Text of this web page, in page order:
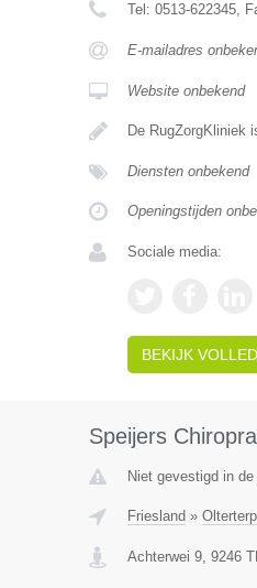
Tel: 0513-622345,
E-mailadres
Website onbekend
De RugZorgKliniek
Diensten onbekend
Openingstijden
Sociale media:
BEKIJK
Speijers
Niet gevestigd in
Friesland » Olterterp
Achterwei 9, 9246